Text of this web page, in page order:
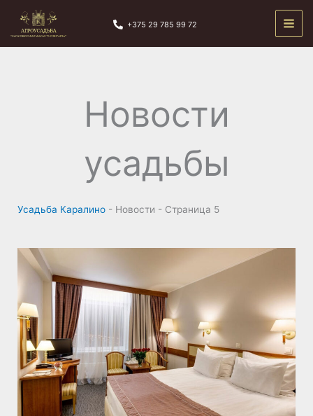
содержимому
+375 29 785 99 72
Новости
усадьбы
Усадьба Каралино - Новости - Страница 5